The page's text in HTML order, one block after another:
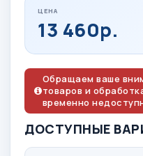
ЦЕНА
13 460р.
Обращаем ваше
товаров и
временно
ДОСТУПНЫЕ